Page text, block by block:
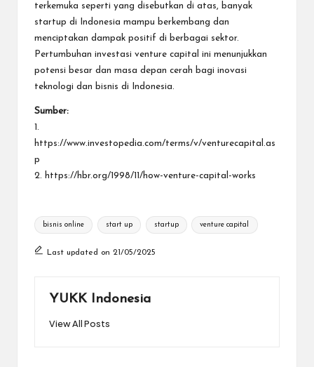
terkemuka seperti yang disebutkan di atas, banyak
startup di Indonesia mampu berkembang dan
menciptakan dampak positif di berbagai sektor.
Pertumbuhan investasi venture capital ini menunjukkan
potensi besar dan masa depan cerah bagi inovasi
teknologi dan bisnis di Indonesia.
Sumber:
1.
https://www.investopedia.com/terms/v/venturecapital.as
p
2. https://hbr.org/1998/11/how-venture-capital-works
Tags:
bisnis online start up startup venture capital
Last updated on 21/05/2025
YUKK Indonesia
View All Posts